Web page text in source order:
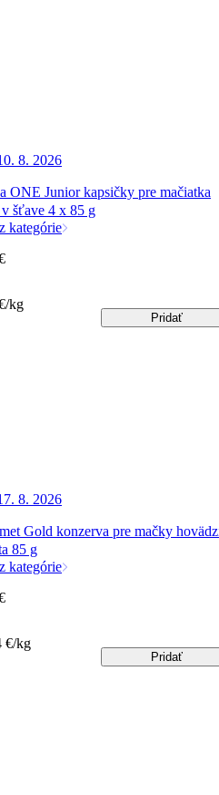
8. 2026
ONE Junior kapsičky pre mačiatka
v šťave 4 x 85 g
kategórie
8. 2026
kg
Pridať
Gold konzerva pre mačky
85 g
kategórie
€/kg
Pridať